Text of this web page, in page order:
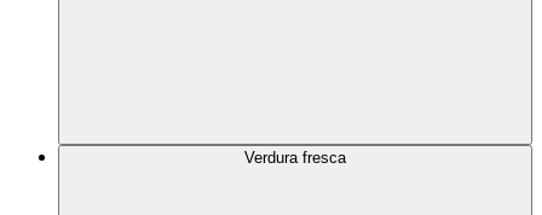
Verdura fresca